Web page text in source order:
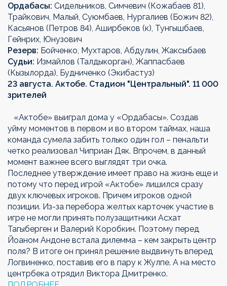
Ордабасы: Сидельников, Симчевич (Кожабаев 81),
Трайкович, Малый, Суюмбаев, Нургалиев (Божич 82),
Касьянов (Петров 84), Аширбеков (к), Тунгышбаев,
Гейнрих, Юнузович
Резерв: Бойченко, Мухтаров, Абдулин, Жаксыбаев
Судьи: Измайлов (Талдыкорган), Жаппасбаев
(Кызылорда), Будниченко (Экибастуз)
23 августа. Актобе. Стадион "Центральный". 11 000
зрителей
«Актобе» выиграл дома у «Ордабасы». Создав
уйму моментов в первом и во втором таймах, наша
команда сумела забить только один гол – пенальти
четко реализовал Чиприан Дяк. Впрочем, в данный
момент важнее всего выглядят три очка.
Последнее утверждение имеет право на жизнь еще и
потому что перед игрой «Актобе» лишился сразу
двух ключевых игроков. Причем игроков одной
позиции. Из-за перебора желтых карточек участие в
игре не могли принять полузащитники Асхат
Тагыберген и Валерий Коробкин. Поэтому перед
Йоаном Андоне встала дилемма – кем закрыть центр
поля? В итоге он принял решение выдвинуть вперед
Логвиненко, поставив его в пару к Жулпе. А на место
центрбека отрядил Виктора Дмитренко.